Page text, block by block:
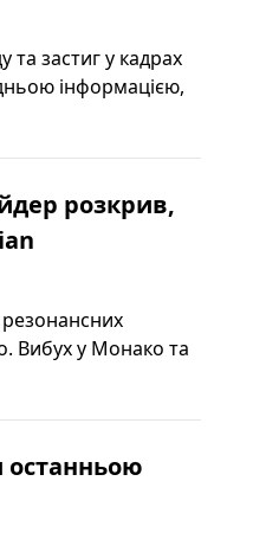
та застиг у кадрах
інформацією,
розкрив,
Вибух у Монако та
останньою